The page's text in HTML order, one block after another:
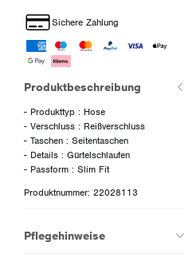
Sichere Zahlung
Produktbeschreibung
- Produkttyp : Hose
- Verschluss : Reißverschluss
- Taschen : Seitentaschen
- Details : Gürtelschlaufen
- Passform : Slim Fit
Produktnummer: 22028113
Pflegehinweise